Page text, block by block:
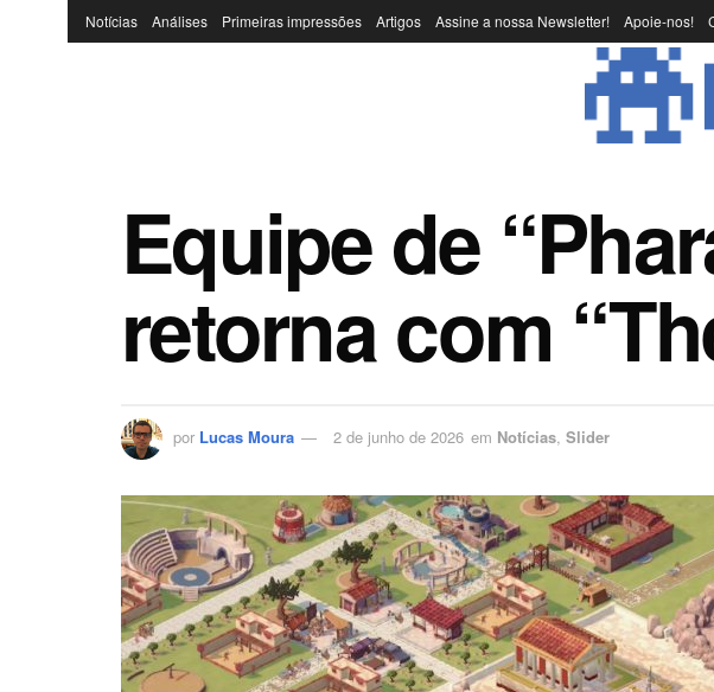
Notícias Análises Primeiras impressões Artigos Assine a nossa Newsletter! Apoie-nos!
Equipe de
retorna com
por Lucas Moura 2 de junho de 2026 em Notícias, Slider